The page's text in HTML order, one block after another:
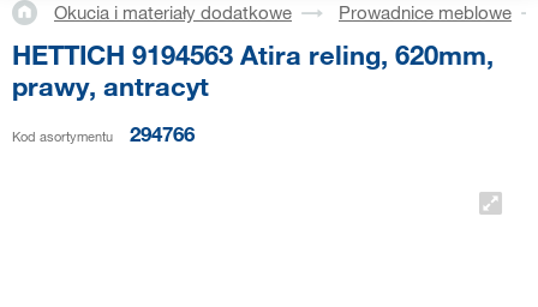
Okucia i materiały dodatkowe Prowadnice meblowe
HETTICH 9194563 Atira reling, 620mm,
prawy, antracyt
Kod asortymentu 294766